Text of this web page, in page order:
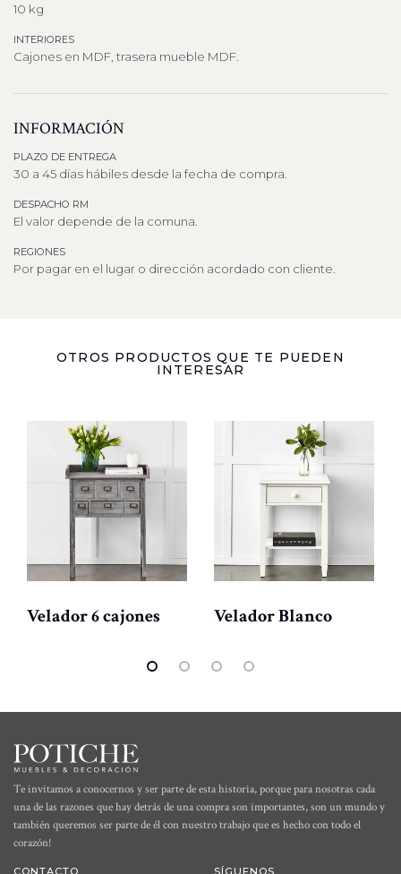
10 kg
INTERIORES
Cajones en MDF, trasera mueble MDF.
INFORMACIÓN
PLAZO DE ENTREGA
30 a 45 días hábiles desde la fecha de compra.
DESPACHO RM
El valor depende de la comuna.
REGIONES
Por pagar en el lugar o dirección acordado con cliente.
OTROS PRODUCTOS QUE TE PUEDEN
INTERESAR
Velador 6 cajones Velador Blanco
Te invitamos a conocernos y ser parte de esta historia, porque para nosotras cada
una de las razones que hay detrás de una compra son importantes, son un mundo y
también queremos ser parte de él con nuestro trabajo que es hecho con todo el
corazón!
CONTACTO SÍGUENOS